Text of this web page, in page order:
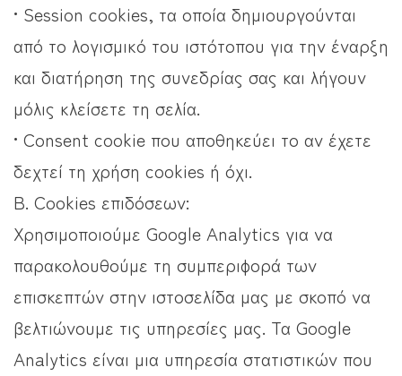
• Session cookies, τα οποία δημιουργούνται
από το λογισμικό του ιστότοπου για την έναρξη
και διατήρηση της συνεδρίας σας και λήγουν
μόλις κλείσετε τη σελία.
• Consent cookie που αποθηκεύει το αν έχετε
δεχτεί τη χρήση cookies ή όχι.
Β. Cookies επιδόσεων:
Χρησιμοποιούμε Google Analytics για να
παρακολουθούμε τη συμπεριφορά των
επισκεπτών στην ιστοσελίδα μας με σκοπό να
βελτιώνουμε τις υπηρεσίες μας. Τα Google
Analytics είναι μια υπηρεσία στατιστικών που